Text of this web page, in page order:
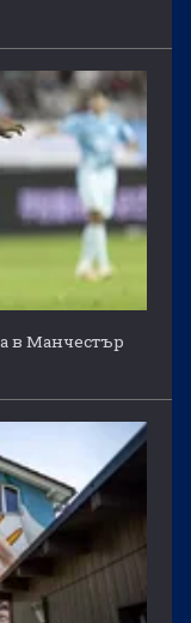
в Манчестър